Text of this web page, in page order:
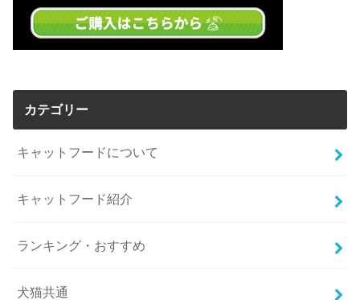
カテゴリー
キャットフードについて
キャットフード紹介
ランキング・おすすめ
犬猫共通